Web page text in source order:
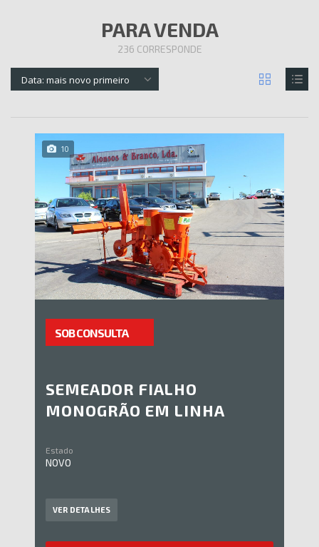
PARA VENDA
236 CORRESPONDE
Data: mais novo primeiro
10
SOB CONSULTA
SEMEADOR FIALHO
MONOGRÃO EM LINHA
Estado
NOVO
VER DETALHES